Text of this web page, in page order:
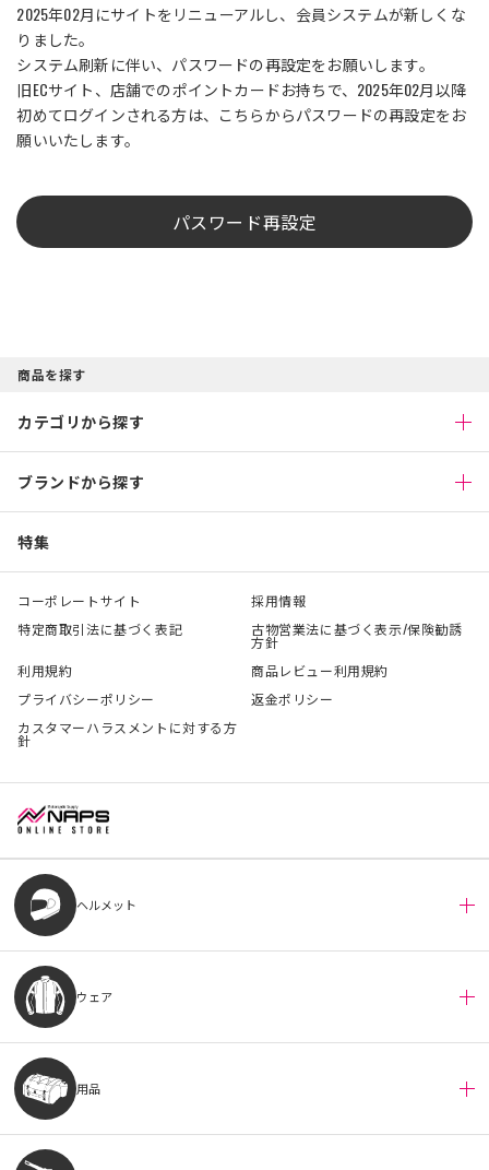
2025年02月にサイトをリニューアルし、会員システムが新しくな
りました。
システム刷新に伴い、パスワードの再設定をお願いします。
旧ECサイト、店舗でのポイントカードお持ちで、2025年02月以降
初めてログインされる方は、こちらからパスワードの再設定をお
願いいたします。
パスワード再設定
商品を探す
カテゴリから探す
ブランドから探す
特集
コーポレートサイト
採用情報
特定商取引法に基づく表記
古物営業法に基づく表示/保険勧誘
方針
利用規約
商品レビュー利用規約
プライバシーポリシー
返金ポリシー
カスタマーハラスメントに対する方
針
ヘルメット
ウェア
用品